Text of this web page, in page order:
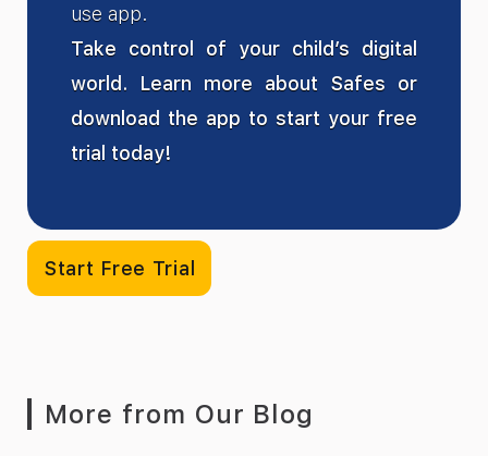
use app.
Take control of your child’s digital
world. Learn more about Safes or
download the app to start your free
trial today!
Start Free Trial
More from Our Blog